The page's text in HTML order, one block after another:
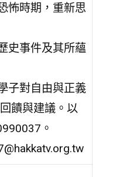
怖時期，重新思
史事件及其所蘊
子對自由與正義
饋與建議。以
。